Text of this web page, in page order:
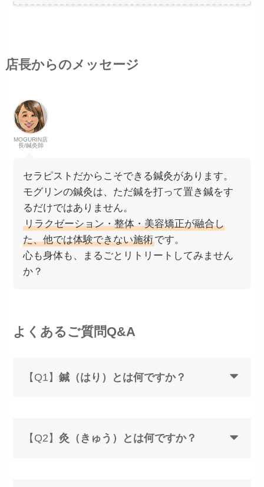
店長からのメッセージ
MOGURIN店
長/鍼灸師
セラピストだからこそできる鍼灸があります。
モグリンの鍼灸は、ただ鍼を打って置き鍼をす
るだけではありません。
リラクゼーション・整体・美容矯正が融合し
た、他では体験できない施術です。
心も身体も、まるごとリトリートしてみません
か？
よくあるご質問Q&A
【Q1】鍼（はり）とは何ですか？
【Q2】灸（きゅう）とは何ですか？